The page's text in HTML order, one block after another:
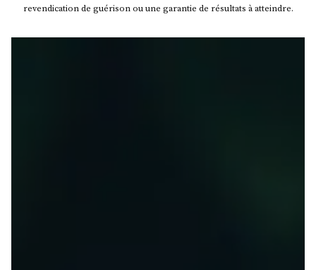
revendication de guérison ou une garantie de résultats à atteindre.